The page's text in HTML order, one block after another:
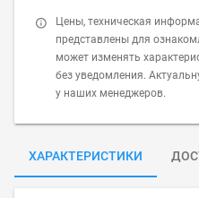
Цены, техническая
представлены для
может изменять
без уведомления.
у наших менеджеров.
ХАРАКТЕРИСТИКИ